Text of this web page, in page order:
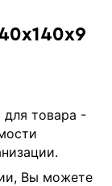
для товара -
Вы можете